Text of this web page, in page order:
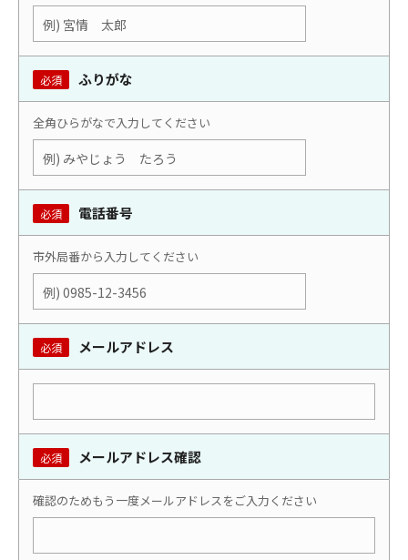
必須 ふりがな
全角ひらがなで入力してください
必須 電話番号
市外局番から入力してください
必須 メールアドレス
必須 メールアドレス確認
確認のためもう一度メールアドレスをご入力ください